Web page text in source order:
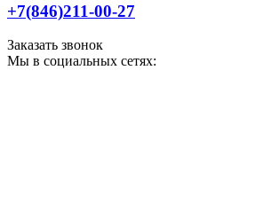
+7(846)211-00-27
Заказать звонок
Мы в социальных сетях: